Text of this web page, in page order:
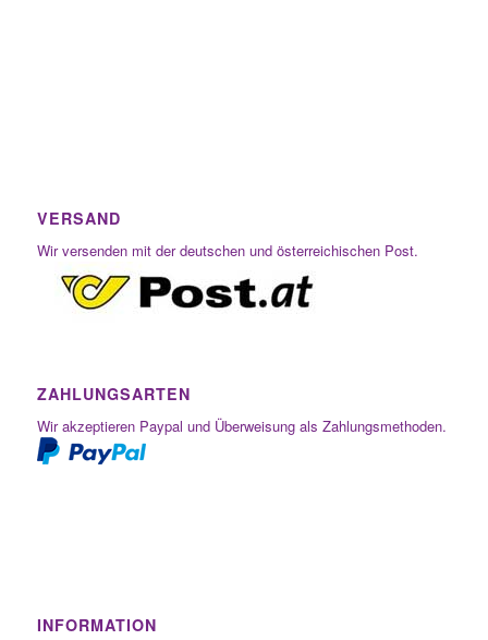
VERSAND
Wir versenden mit der deutschen und österreichischen Post.
ZAHLUNGSARTEN
Wir akzeptieren Paypal und Überweisung als Zahlungsmethoden.
INFORMATION